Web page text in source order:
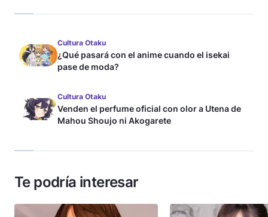
Cultura Otaku
¿Qué pasará con el anime cuando el isekai
pase de moda?
Cultura Otaku
Venden el perfume oficial con olor a Utena de
Mahou Shoujo ni Akogarete
Te podría interesar